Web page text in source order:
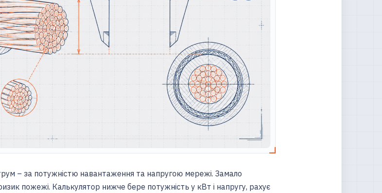
– за потужністю навантаження та напругою мережі. Замало
ризик пожежі. Калькулятор нижче бере потужність у кВт і напругу, рахує